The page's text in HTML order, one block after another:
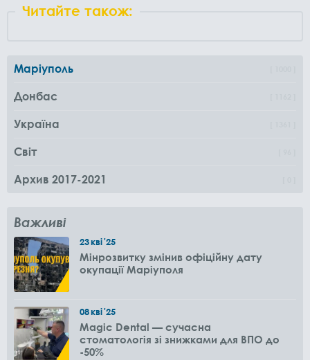
Читайте також:
Маріуполь
Донбас
Україна
Світ
Архив 2017-2021
Важливі
23кві'25
Мінрозвитку змінив офіційну дату
окупації Маріуполя
08кві'25
Magic Dental — сучасна
стоматологія зі знижками для ВПО до
-50%